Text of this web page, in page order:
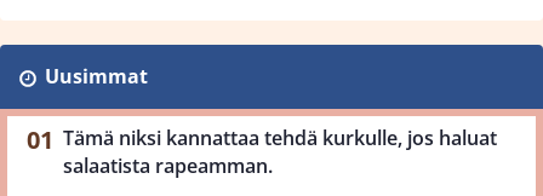
Uusimmat
Tämä niksi kannattaa tehdä kurkulle, jos haluat
salaatista rapeamman.